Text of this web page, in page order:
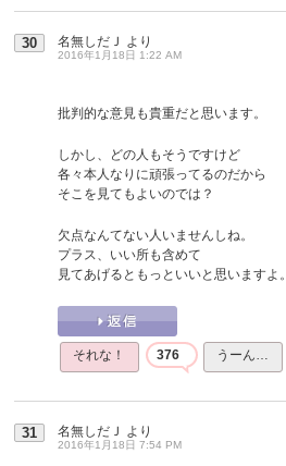
30 名無しだＪ より
2016年1月18日 1:22 AM
批判的な意見も貴重だと思います。
しかし、どの人もそうですけど
各々本人なりに頑張ってるのだから
そこを見てもよいのでは？
欠点なんてない人いませんしね。
プラス、いい所も含めて
見てあげるともっといいと思いますよ。
それな！ 376 うーん…
31 名無しだＪ より
2016年1月18日 7:54 PM